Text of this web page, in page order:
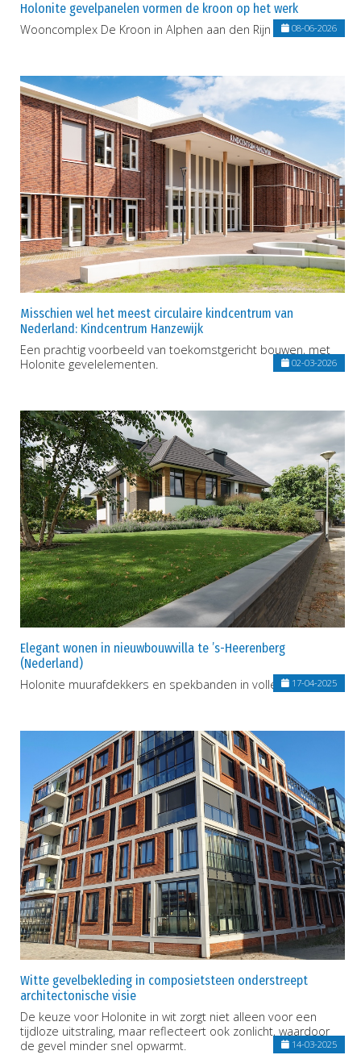
Holonite gevelpanelen vormen de kroon op het werk
Wooncomplex De Kroon in Alphen aan den Rijn
08-06-2026
Misschien wel het meest circulaire kindcentrum van
Nederland: Kindcentrum Hanzewijk
Een prachtig voorbeeld van toekomstgericht bouwen, met
Holonite gevelelementen.
02-03-2026
Elegant wonen in nieuwbouwvilla te ’s-Heerenberg
(Nederland)
Holonite muurafdekkers en spekbanden in volle glorie.17-04-2025
Witte gevelbekleding in composietsteen onderstreept
architectonische visie
De keuze voor Holonite in wit zorgt niet alleen voor een
tijdloze uitstraling, maar reflecteert ook zonlicht, waardoor
de gevel minder snel opwarmt.
14-03-2025